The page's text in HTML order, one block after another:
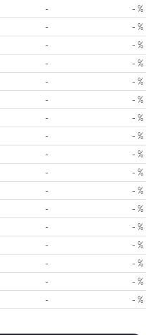
- - %
- - %
- - %
- - %
- - %
- - %
- - %
- - %
- - %
- - %
- - %
- - %
- - %
- - %
- - %
- - %
- - %